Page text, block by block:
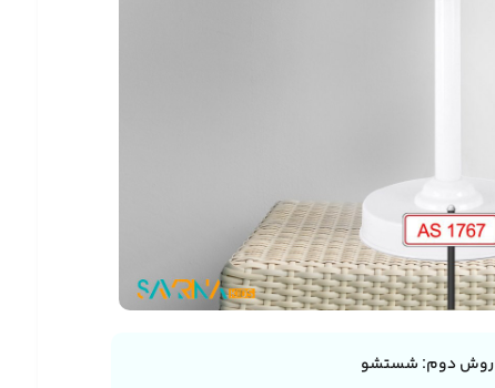
روش دوم: شستشو